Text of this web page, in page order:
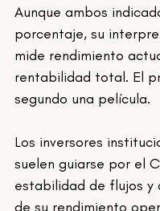
Aunque ambos
porcentaje, su
mide rendimiento
rentabilidad total. El
segundo una película.
Los inversores
suelen guiarse por el
estabilidad de flujos y
de su rendimiento